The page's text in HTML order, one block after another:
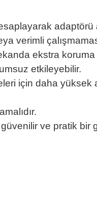
adaptörü
verimli
ekstra koruma
etkileyebilir.
için daha
ve pratik bir